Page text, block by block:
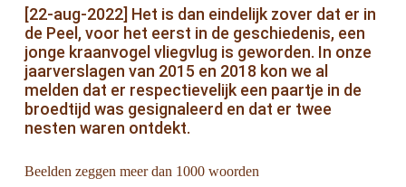
[22-aug-2022] Het is dan eindelijk zover dat er in
de Peel, voor het eerst in de geschiedenis, een
jonge kraanvogel vliegvlug is geworden. In onze
jaarverslagen van 2015 en 2018 kon we al
melden dat er respectievelijk een paartje in de
broedtijd was gesignaleerd en dat er twee
nesten waren ontdekt.
Beelden zeggen meer dan 1000 woorden